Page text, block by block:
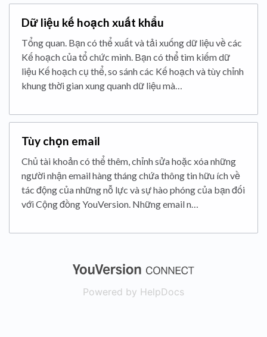
Dữ liệu kế hoạch xuất khẩu
Tổng quan. Bạn có thể xuất và tải xuống dữ liệu về các
Kế hoạch của tổ chức mình. Bạn có thể tìm kiếm dữ
liệu Kế hoạch cụ thể, so sánh các Kế hoạch và tùy chỉnh
khung thời gian xung quanh dữ liệu mà…
Tùy chọn email
Chủ tài khoản có thể thêm, chỉnh sửa hoặc xóa những
người nhận email hàng tháng chứa thông tin hữu ích về
tác động của những nỗ lực và sự hào phóng của bạn đối
với Cộng đồng YouVersion. Những email n…
(opens in a
Powered by HelpDocs